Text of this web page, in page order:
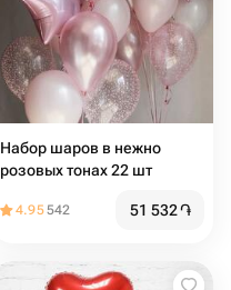
Набор шаров в нежно
розовых тонах 22 шт
4.95542 51 532֏